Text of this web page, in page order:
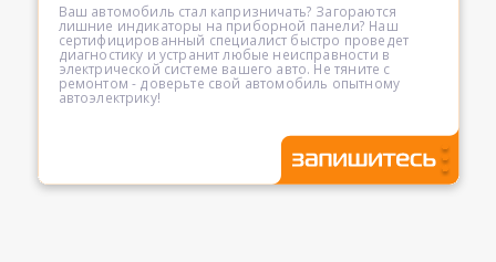
Ваш автомобиль стал капризничать? Загораются
лишние индикаторы на приборной панели? Наш
сертифицированный специалист быстро проведет
диагностику и устранит любые неисправности в
электрической системе вашего авто. Не тяните с
ремонтом - доверьте свой автомобиль опытному
автоэлектрику!